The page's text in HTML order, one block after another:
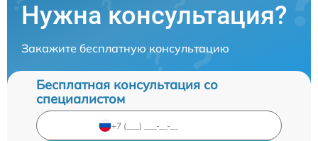
Нужна консультация?
Закажите бесплатную консультацию
Бесплатная консультация со
специалистом